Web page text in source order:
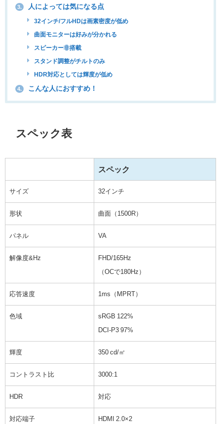
3. 人によっては気になる点
32インチ/フルHDは画素密度が低め
曲面モニターは好みが分かれる
スピーカー非搭載
スタンド調整がチルトのみ
HDR対応としては輝度が低め
4. こんな人におすすめ！
スペック表
スペック
サイズ 32インチ
形状 曲面（1500R）
パネル VA
解像度&Hz FHD/165Hz
（OCで180Hz）
応答速度 1ms（MPRT）
色域 sRGB 122%
DCI-P3 97%
輝度 350 cd/㎡
コントラスト比 3000:1
HDR 対応
対応端子 HDMI 2.0×2